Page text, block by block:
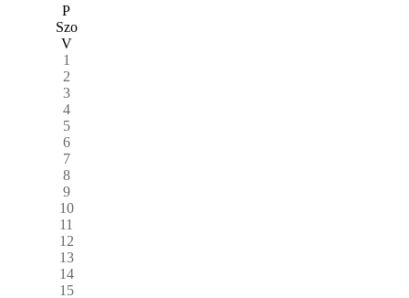
P
Szo
V
1
2
3
4
5
6
7
8
9
10
11
12
13
14
15